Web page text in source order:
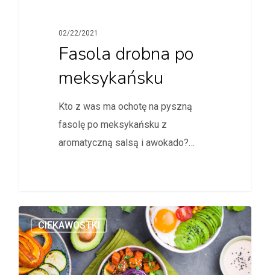
02/22/2021
Fasola drobna po
meksykańsku
Kto z was ma ochotę na pyszną
fasolę po meksykańsku z
aromatyczną salsą i awokado?…
CIEKAWOSTKI